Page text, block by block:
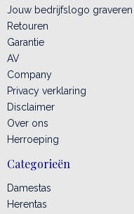
Jouw bedrijfslogo graveren
Retouren
Garantie
AV
Company
Privacy verklaring
Disclaimer
Over ons
Herroeping
Categorieën
Damestas
Herentas